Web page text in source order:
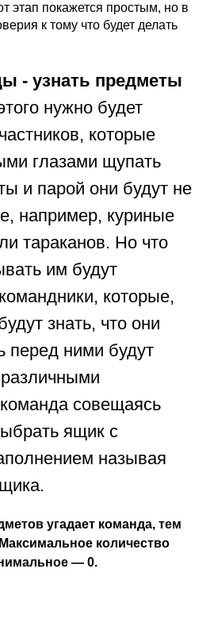
этап покажется простым, но в
к тому что будет делать
- узнать предметы
нужно будет
которые
глазами щупать
и парой они будут не
например, куриные
тараканов. Но что
им будут
которые,
знать, что они
перед ними будут
совещаясь
ящик с
называя
угадает команда, тем
количество
— 0.